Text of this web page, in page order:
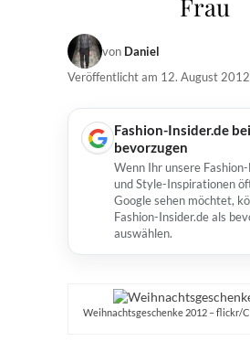
Frau
von Daniel
Veröffentlicht am 12. August
Fashion-Insider.de
bevorzugen
Wenn Ihr unsere
und Style-Inspirationen
Google sehen möchtet,
Fashion-Insider.de als
auswählen.
Weihnachtsgeschenke 2012 – flickr/